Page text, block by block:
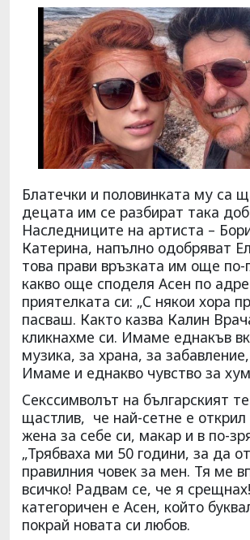
Блатечки и половинката му са
децата им се разбират така
Наследниците на артиста –
Катерина, напълно одобряват
това прави връзката им още по-
какво още споделя Асен по
приятелката си: „С някои хора
пасваш. Както казва Калин
кликнахме си. Имаме еднакъв
музика, за храна, за
Имаме и еднакво чувство за
Секссимволът на българският
щастлив, че най-сетне е
жена за себе си, макар и в по-
„Трябваха ми 50 години, за да
правилния човек за мен. Тя ме
всичко! Радвам се, че я
категоричен е Асен, който
покрай новата си любов.